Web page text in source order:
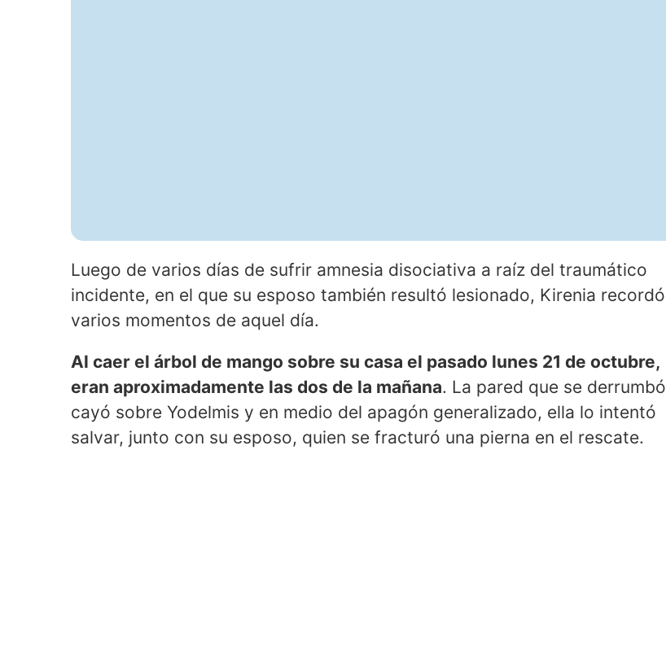
Luego de varios días de sufrir amnesia disociativa a raíz del traumático
incidente, en el que su esposo también resultó lesionado, Kirenia recordó
varios momentos de aquel día.
Al caer el árbol de mango sobre su casa el pasado lunes 21 de octubre,
eran aproximadamente las dos de la mañana. La pared que se derrumbó
cayó sobre Yodelmis y en medio del apagón generalizado, ella lo intentó
salvar, junto con su esposo, quien se fracturó una pierna en el rescate.